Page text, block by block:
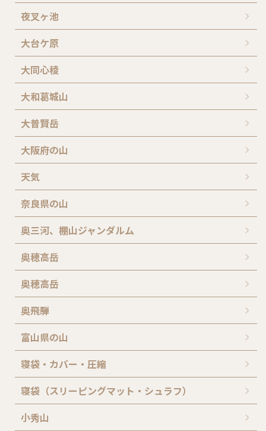
夜叉ヶ池
大台ケ原
大同心稜
大和葛城山
大普賢岳
大阪府の山
天気
奈良県の山
奥三河、棚山ジャンダルム
奥穂高岳
奥穂高岳
奥飛騨
富山県の山
寝袋・カバー・圧縮
寝袋（スリーピングマット・シュラフ）
小秀山